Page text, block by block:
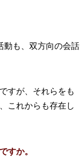
動も、双方向の会話
すが、それらをも
これからも存在し
すか。